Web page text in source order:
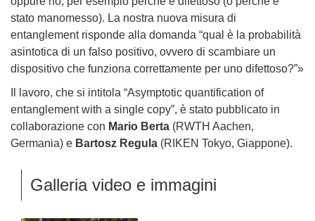
stato manomesso). La nostra nuova misura di
entanglement risponde alla domanda “qual è la probabilità
asintotica di un falso positivo, ovvero di scambiare un
dispositivo che funziona correttamente per uno difettoso?”»
Il lavoro, che si intitola “Asymptotic quantification of
entanglement with a single copy”, è stato pubblicato in
collaborazione con Mario Berta (RWTH Aachen,
Germania) e Bartosz Regula (RIKEN Tokyo, Giappone).
Galleria video e immagini